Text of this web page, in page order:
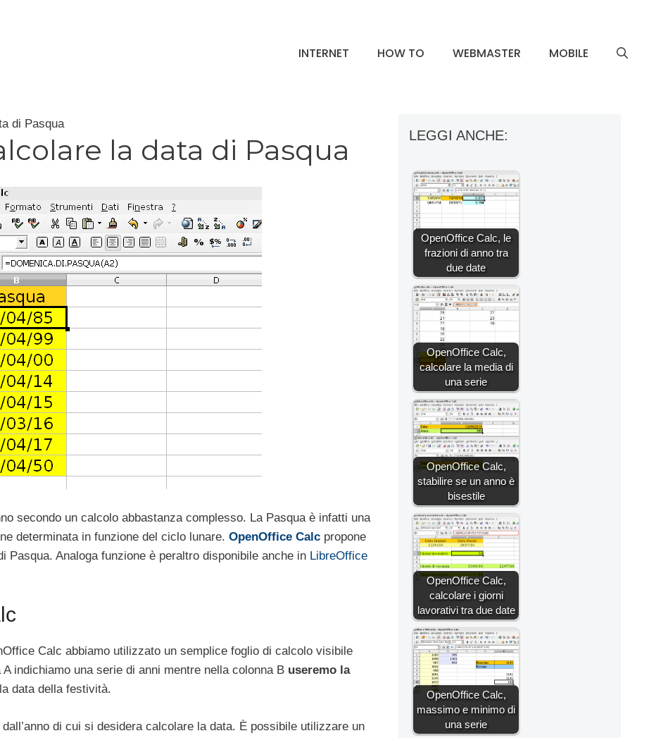
INTERNET HOW TO WEBMASTER MOBILE
di Pasqua
la data di Pasqua
secondo un calcolo abbastanza complesso. La Pasqua è infatti una
determinata in funzione del ciclo lunare. OpenOffice Calc propone
Pasqua. Analoga funzione è peraltro disponibile anche in LibreOffice
Calc abbiamo utilizzato un semplice foglio di calcolo visibile
indichiamo una serie di anni mentre nella colonna B useremo la
data della festività.
di cui si desidera calcolare la data. È possibile utilizzare un
LEGGI ANCHE:
OpenOffice Calc, le
frazioni di anno tra
due date
OpenOffice Calc,
calcolare la media di
una serie
OpenOffice Calc,
stabilire se un anno è
bisestile
OpenOffice Calc,
calcolare i giorni
lavorativi tra due date
OpenOffice Calc,
massimo e minimo di
una serie